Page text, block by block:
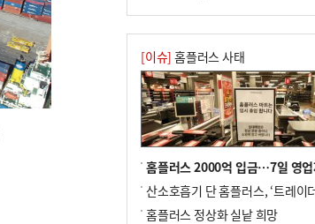
10 수사독점 책임 커진 경찰, 방치
랴부랴 속도전
[이슈] 홈플러스 사태
홈플러스 2000억 입금…7일 영
홈플러스 정상화 실낱 희망